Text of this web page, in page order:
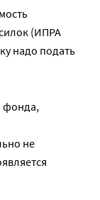
(ИПРА
надо подать
фонда,
не